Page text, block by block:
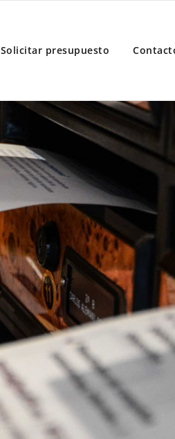
Solicitar presupuesto